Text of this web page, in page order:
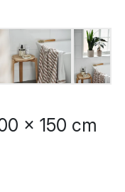
x 150 cm